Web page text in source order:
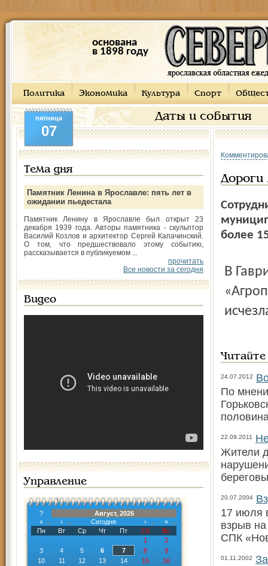
основана
в 1898 году
Политика Экономика Культура Спорт
Даты и события
пятница
07
Тема дня
Памятник Ленина в Ярославле: пять лет в
ожидании пьедестала
Памятник Ленину в Ярославле был открыт 23
декабря 1939 года. Авторы памятника - скульптор
Василий Козлов и архитектор Сергей Капачинский.
О том, что предшествовало этому событию,
рассказывается в публикуемом ...
прочитать
Все новости за сегодня
Видео
Управление
?
Август, 2026
«
‹ Сегодня ›
»
Пн
Вт Ср Чт Пт Сб
Вс
1
2
3
4 5 6 7 8
9
10
11 12 13 14 15
16
Дороги
более
В Гаврилов-Ямском районе со склада ОАО
24.07.2012
По
22.09.2011
Жители
20.07.2004
17 июля
взрыв
СПК
01.11.2002